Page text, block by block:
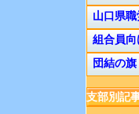
山口県
組合員向
団結の旗
支部別記